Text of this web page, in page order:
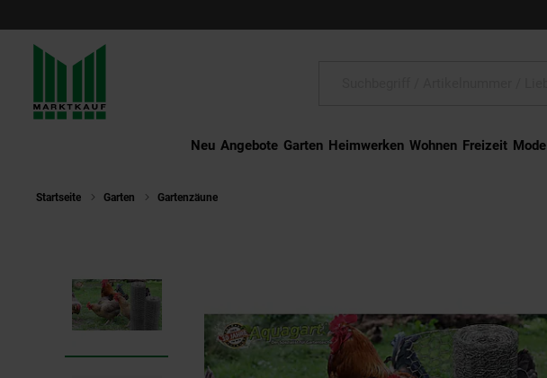
Neu Angebote Garten Heimwerken Wohnen Freizeit Mode
Startseite Garten Gartenzäune